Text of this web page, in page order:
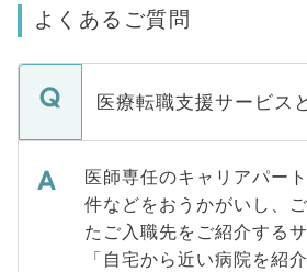
よくあるご質問
医療転職支援サービス
医師専任のキャリアパー
件などをおうかがいし、
たご入職先をご紹介するサ
「自宅から近い病院を紹